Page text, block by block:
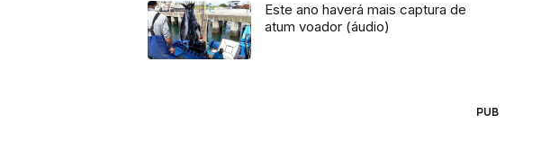
Este ano haverá mais captura de
atum voador (áudio)
PUB